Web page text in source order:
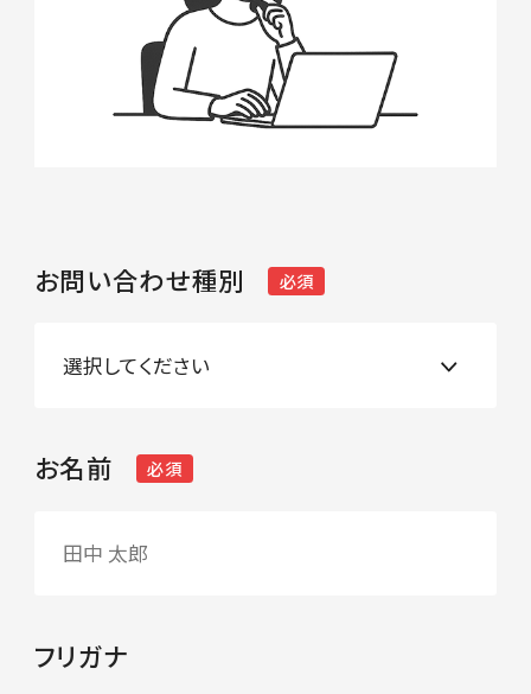
お問い合わせ種別 必須
お名前 必須
フリガナ